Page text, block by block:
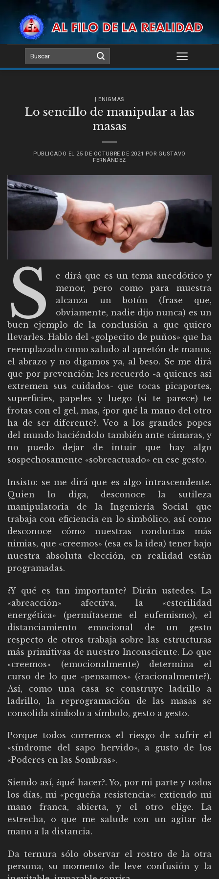
content
| ENIGMAS
Lo sencillo de manipular a las
masas
PUBLICADO EL 25 DE OCTUBRE DE 2021 POR GUSTAVO
FERNÁNDEZ
S
e dirá que es un tema anecdótico y
menor, pero como para muestra
alcanza un botón (frase que,
obviamente, nadie dijo nunca) es un
buen ejemplo de la conclusión a que quiero
llevarles. Hablo del «golpecito de puños» que ha
reemplazado como saludo al apretón de manos,
el abrazo y no digamos ya, al beso. Se me dirá
que por prevención; les recuerdo -a quienes así
extremen sus cuidados- que tocas picaportes,
superficies, papeles y luego (si te parece) te
frotas con el gel, mas, ¿por qué la mano del otro
ha de ser diferente?. Veo a los grandes popes
del mundo haciéndolo también ante cámaras, y
no puedo dejar de intuir que hay algo
sospechosamente «sobreactuado» en ese gesto.
Insisto: se me dirá que es algo intrascendente.
Quien lo diga, desconoce la sutileza
manipulatoria de la Ingeniería Social que
trabaja con eficiencia en lo simbólico, así como
desconoce cómo nuestras conductas más
nimias, que «creemos» (esa es la idea) tener bajo
nuestra absoluta elección, en realidad están
programadas.
¿Y qué es tan importante? Dirán ustedes. La
«abreacción» afectiva, la «esterilidad
energética» (permítaseme el eufemismo), el
distanciamiento emocional de un gesto
respecto de otros trabaja sobre las estructuras
más primitivas de nuestro Inconsciente. Lo que
«creemos» (emocionalmente) determina el
curso de lo que «pensamos» (¿racionalmente?).
Así, como una casa se construye ladrillo a
ladrillo, la reprogramación de las masas se
consolida símbolo a símbolo, gesto a gesto.
Porque todos corremos el riesgo de sufrir el
«síndrome del sapo hervido», a gusto de los
«Poderes en las Sombras».
Siendo así, ¿qué hacer?. Yo, por mi parte y todos
los días, mi «pequeña resistencia»: extiendo mi
mano franca, abierta, y el otro elige. La
estrecha, o que me salude con un agitar de
mano a la distancia.
Da ternura sólo observar el rostro de la otra
persona, su momento de leve confusión y la